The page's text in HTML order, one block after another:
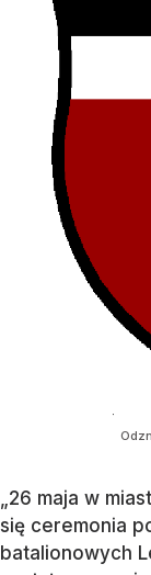
„26 maja w
się ceremonia
batalionowych